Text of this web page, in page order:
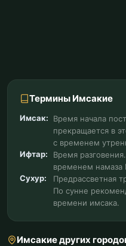
Термины Имсакие
Имсак:
Время начала
прекращается в
с временем
Ифтар:
Время
временем намаза
Сухур:
Предрассветная
По сунне
времени имсака.
Имсакие других